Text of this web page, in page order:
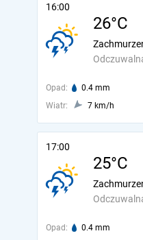
16:00
26°C
Opad: 0.4 mm
Wiatr:
7 km/h
17:00
25°C
Opad: 0.4 mm